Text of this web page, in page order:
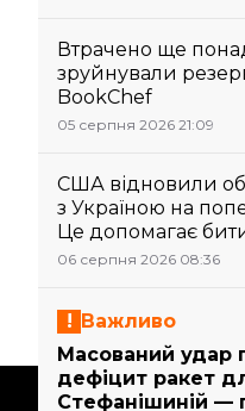
Втрачено ще
зруйнували
BookChef
05 серпня 2026 21:09
США відновили
з Україною на
Це допомагає
06 серпня 2026 08:36
Важливо
Масований удар
дефіцит ракет
Стефанішиній —